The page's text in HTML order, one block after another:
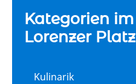
Kategorien
Lorenzer Platz
Kulinarik